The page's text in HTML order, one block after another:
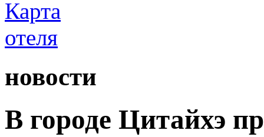
новости
В городе Цитайхэ